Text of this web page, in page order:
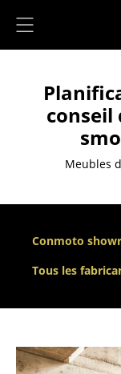
Sièges
Chaises de
Canapés
Tabourets
conseil
Meubles
Conmoto
Tous les